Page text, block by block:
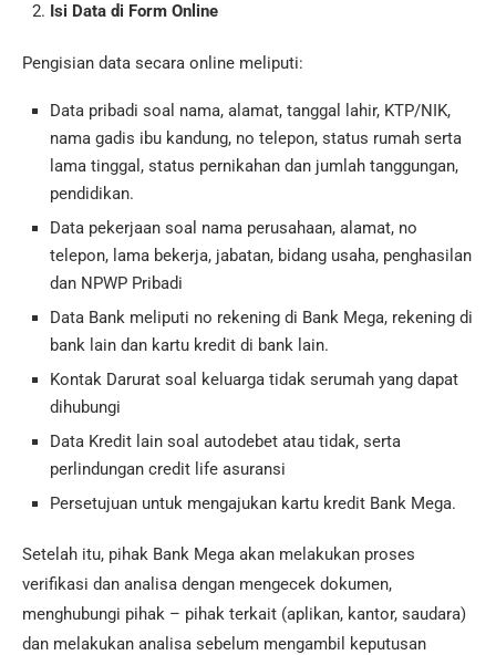
Isi Data di Form Online
Pengisian data secara online meliputi:
Data pribadi soal nama, alamat, tanggal lahir, KTP/NIK,
nama gadis ibu kandung, no telepon, status rumah serta
lama tinggal, status pernikahan dan jumlah tanggungan,
pendidikan.
Data pekerjaan soal nama perusahaan, alamat, no
telepon, lama bekerja, jabatan, bidang usaha, penghasilan
dan NPWP Pribadi
Data Bank meliputi no rekening di Bank Mega, rekening di
bank lain dan kartu kredit di bank lain.
Kontak Darurat soal keluarga tidak serumah yang dapat
dihubungi
Data Kredit lain soal autodebet atau tidak, serta
perlindungan credit life asuransi
Persetujuan untuk mengajukan kartu kredit Bank Mega.
Setelah itu, pihak Bank Mega akan melakukan proses
verifikasi dan analisa dengan mengecek dokumen,
menghubungi pihak – pihak terkait (aplikan, kantor, saudara)
dan melakukan analisa sebelum mengambil keputusan